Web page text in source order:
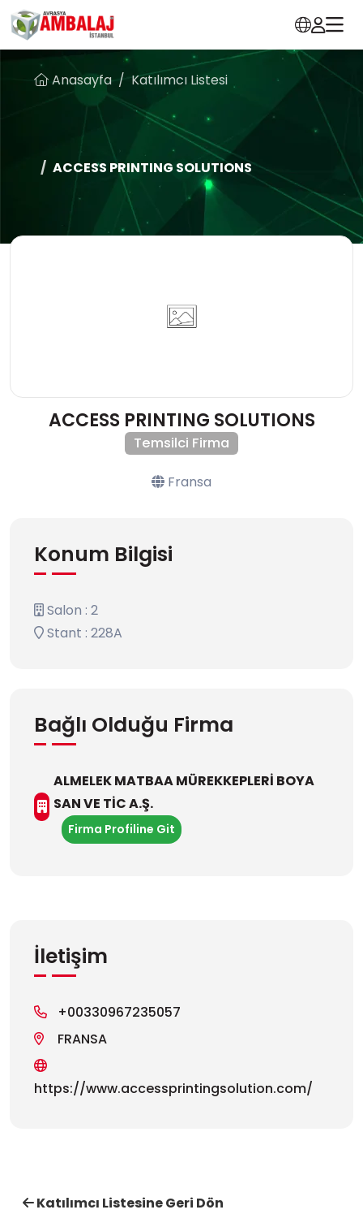
Anasayfa Katılımcı Listesi
ACCESS PRINTING SOLUTIONS
ACCESS PRINTING SOLUTIONS
Temsilci Firma
Fransa
Konum Bilgisi
Salon : 2
Stant : 228A
Bağlı Olduğu Firma
ALMELEK MATBAA MÜREKKEPLERİ BOYA
SAN VE TİC A.Ş.
Firma Profiline Git
İletişim
+00330967235057
FRANSA
https://www.accessprintingsolution.com/
Katılımcı Listesine Geri Dön